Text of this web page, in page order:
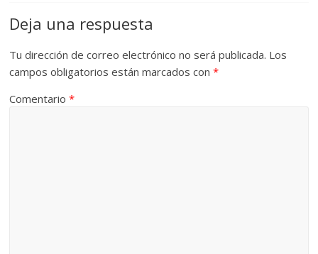
Deja una respuesta
Tu dirección de correo electrónico no será publicada. Los
campos obligatorios están marcados con*
Comentario*